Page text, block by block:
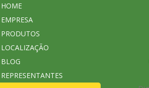
HOME
EMPRESA
PRODUTOS
LOCALIZAÇÃO
BLOG
REPRESENTANTES